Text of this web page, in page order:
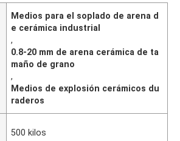
Medios para el soplado de arena d
e cerámica industrial
,
0.8-20 mm de arena cerámica de ta
maño de grano
,
Medios de explosión cerámicos du
raderos
500 kilos